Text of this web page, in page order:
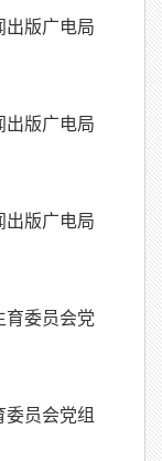
出版广电局
出版广电局
出版广电局
育委员会党
员会党组